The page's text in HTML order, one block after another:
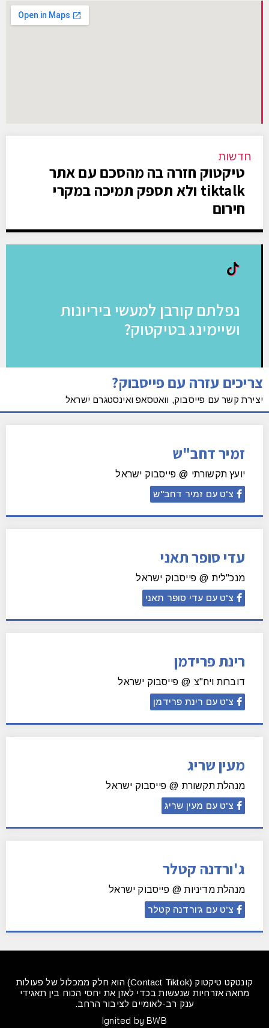
חדשות
טיקטוק חזרה בה מהסכם עם אתר
tiktalk ולא תספק תמיכה במקרי
חירום
נפלתם קורבן למעשי ביריונות
ושיימינג בטיקטוק?
אם אתם או יקירכם נפלתם קורבן למעשי
ביריונות ושיימינג בטיקטוק, חשבו שתדעו
לעזרה ומידע נוסף
צריכים עזרה עם פייסבוק?
יצירת קשר עם פייסבוק, וואטסאפ ואינסטגרם ישראל
זמיר דחב"ש
יועץ תקשורתי @ פייסבוק ישראל
צ'ט עם זמיר דחב"ש
עדי סופר תאני
מנכ"לית @ פייסבוק ישראל
צ'ט עם עדי סופר תאני
רינת פרידמן
דוברות ויח"צ @ פייסבוק ישראל
צ'ט עם רינת פרידמן
מעין שריג
מנהלת תקשורת @ פייסבוק ישראל
צ'ט עם מעין שריג
ג'ורדנה קטלר
מנהלת מדיניות @ פייסבוק ישראל
צ'ט עם ג'ורדנה קטלר
קונטקט טיקטוק (Contact Tiktok) הוא חלק ממכלול של פעולות
מחאה אזרחיות שנעשות בכדי לאזן את יחסי הכוח בין תאגידי
ענק רב-לאומיים לציבור הרחב.
Ignited by BWB